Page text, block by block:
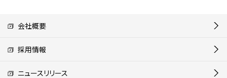
会社概要
採用情報
ニュースリリース